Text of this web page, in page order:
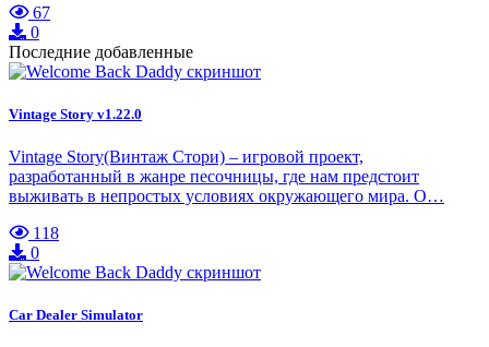
67
0
Последние добавленные
Vintage Story v1.22.0
Vintage Story(Винтаж Стори) – игровой проект,
разработанный в жанре песочницы, где нам предстоит
выживать в непростых условиях окружающего мира. О…
118
0
Car Dealer Simulator